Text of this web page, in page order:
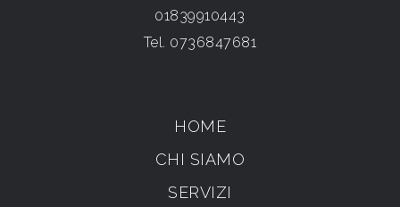
01839910443
Tel. 0736847681
HOME
CHI SIAMO
SERVIZI